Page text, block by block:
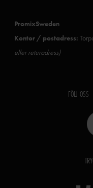
PromixSweden
Kontor / postadress:
eller returadress)
FÖLJ OSS